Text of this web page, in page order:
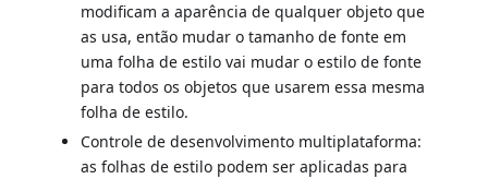
modificam a aparência de qualquer objeto que
as usa, então mudar o tamanho de fonte em
uma folha de estilo vai mudar o estilo de fonte
para todos os objetos que usarem essa mesma
folha de estilo.
Controle de desenvolvimento multiplataforma:
as folhas de estilo podem ser aplicadas para